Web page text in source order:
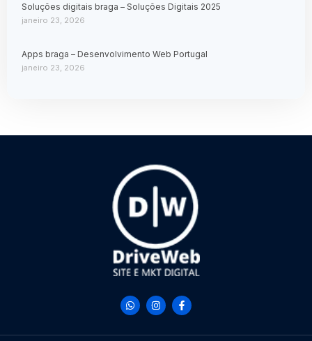
Soluções digitais braga – Soluções Digitais 2025
janeiro 23, 2026
Apps braga – Desenvolvimento Web Portugal
janeiro 23, 2026